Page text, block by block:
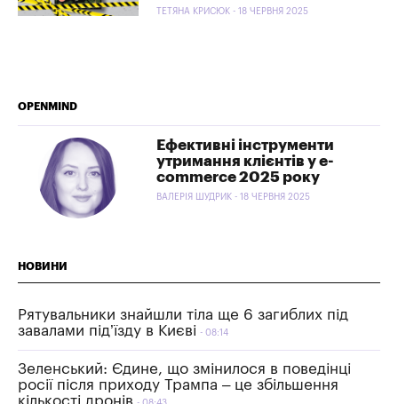
ТЕТЯНА КРИСЮК - 18 ЧЕРВНЯ 2025
OPENMIND
Ефективні інструменти
утримання клієнтів у e-
commerce 2025 року
ВАЛЕРІЯ ШУДРИК - 18 ЧЕРВНЯ 2025
НОВИНИ
Рятувальники знайшли тіла ще 6 загиблих під
завалами під’їзду в Києві
08:14
Зеленський: Єдине, що змінилося в поведінці
росії після приходу Трампа – це збільшення
кількості дронів